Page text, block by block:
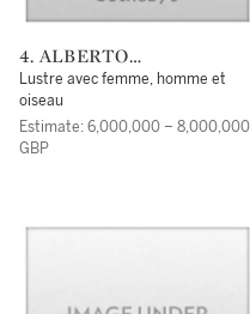
4. ALBERTO
GIACOMETTI
Lustre avec femme, homme et
oiseau
Estimate: 6,000,000 – 8,000,000
GBP